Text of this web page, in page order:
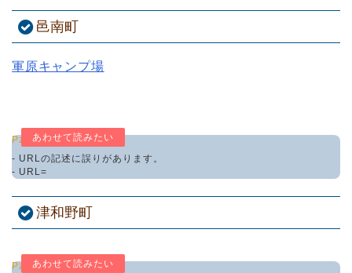
邑南町
軍原キャンプ場
Pz-LinkCard
- URLの記述に誤りがあります。
- URL=
津和野町
Pz-LinkCard